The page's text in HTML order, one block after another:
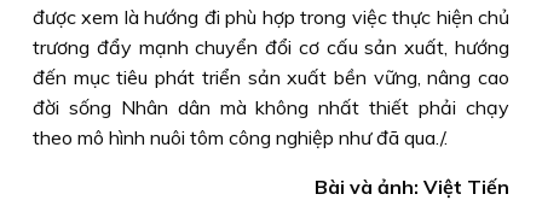
được xem là hướng đi phù hợp trong việc thực hiện chủ
trương đẩy mạnh chuyển đổi cơ cấu sản xuất, hướng
đến mục tiêu phát triển sản xuất bền vững, nâng cao
đời sống Nhân dân mà không nhất thiết phải chạy
theo mô hình nuôi tôm công nghiệp như đã qua./.
Bài và ảnh: Việt Tiến